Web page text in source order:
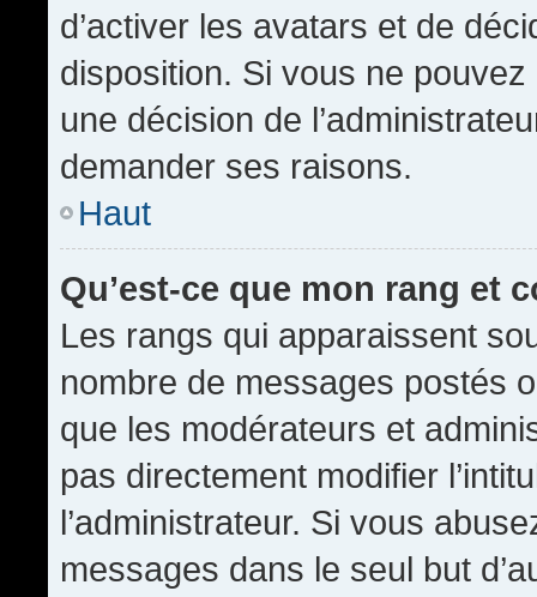
d’activer les avatars et de
disposition. Si vous ne pouvez
une décision de
demander ses raisons.
Haut
Qu’est-ce que mon rang et
Les rangs qui apparaissent
nombre de messages postés
que les modérateurs et
pas directement modifier
l’administrateur. Si vous
messages dans le seul but